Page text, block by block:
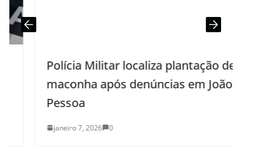
Polícia Militar localiza plantação de
maconha após denúncias em João
Pessoa
janeiro 7, 2026 0